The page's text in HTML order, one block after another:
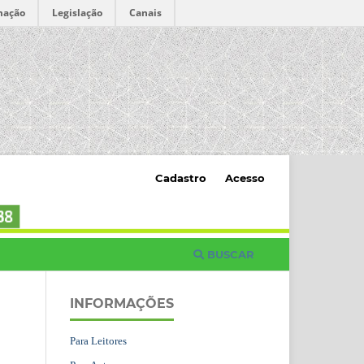
Legislação Canais
BUSCAR
Cadastro Acesso
INFORMAÇÕES
Para Leitores